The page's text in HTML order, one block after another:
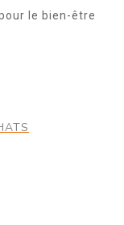
le bien-être